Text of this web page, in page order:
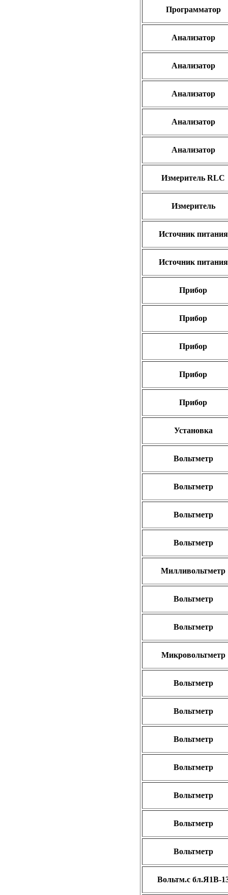
Программатор
Анализатор
Анализатор
Анализатор
Анализатор
Анализатор
Измеритель RLC
Измеритель
Источник питания
Источник питания
Прибор
Прибор
Прибор
Прибор
Прибор
Установка
Вольтметр
Вольтметр
Вольтметр
Вольтметр
Милливольтметр
Вольтметр
Вольтметр
Микровольтметр
Вольтметр
Вольтметр
Вольтметр
Вольтметр
Вольтметр
Вольтметр
Вольтметр
Вольтм.с бл.Я1В-